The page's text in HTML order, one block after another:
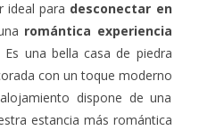
ideal para
romántica experiencia
Es una bella casa de piedra
con un toque moderno
dispone de una